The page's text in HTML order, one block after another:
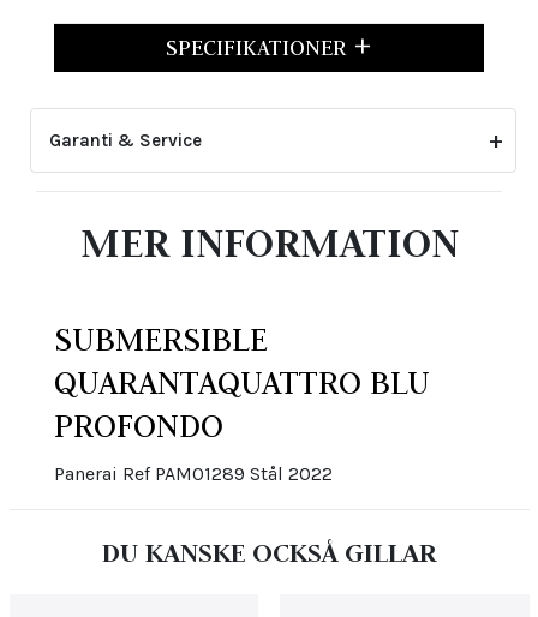
SPECIFIKATIONER
Garanti & Service
som uppstått genom felaktig skötsel eller ovarsam
hantering. Den upphör även att gälla om klockan har
MER INFORMATION
SUBMERSIBLE
QUARANTAQUATTRO BLU
PROFONDO
Panerai Ref PAM01289 Stål 2022
DU KANSKE OCKSÅ GILLAR